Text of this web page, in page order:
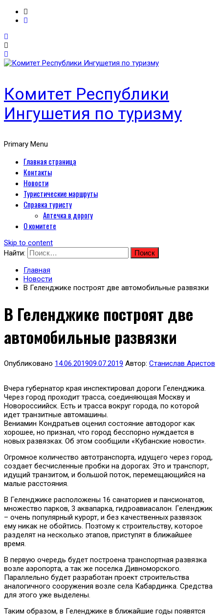
Комитет Республики
Ингушетия по туризму
Primary Menu
Главная страница
Контакты
Новости
Туристические маршруты
Справка туристу
Аптечка в дорогу
О комитете
Skip to content
Найти:
Главная
Новости
В Геленджике построят две автомобильные развязки
В Геленджике построят две
автомобильные развязки
Опубликовано 14.06.201909.07.2019 Автор: Станислав Аристов
Вчера губернатор края инспектировал дороги Геленджика.
Через город проходит трасса, соединяющая Москву и
Новороссиийск. Есть и трасса вокруг города, по которой
идет транзитные автомашины.
Вениамин Кондратьев оценил состояние автодорог как
хорошее, но признал, что город бесспорно нуждается в
новых развязках. Об этом сообщили «Кубанские новости».
Огромное количество автотранспорта, идущего через город,
создает бесчисленные пробки на дорогах. Это и транспорт,
идущий транзитом, и большой поток, перемещающийся на
малые расстояния.
В Геленджике расположены 16 санаториев и пансионатов,
множество парков, 3 аквапарка, гидроавиасалон. Геленджик
– очень популярный курорт, и без качественных развязок
ему никак не обойтись. Поэтому к строительству, которое
разделят на несколько этапов, приступят в ближайшее
время.
В первую очередь будет построена транспортная развязка
возле аэропорта, а так же поселка Дивноморского.
Параллельно будет разработан проект строительства
аналогичного сооружения возле села Кабардинка. Средства
для этого уже выделены.
Таким образом, в Геленджике в ближайшие годы появятся